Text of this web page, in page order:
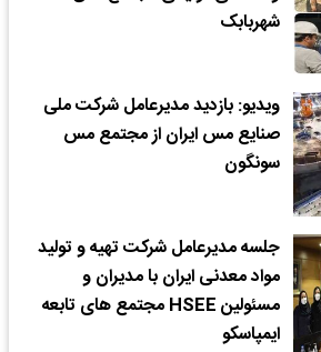
شهربابک
ویدیو: بازدید مدیرعامل شرکت ملی
صنایع مس ایران از مجتمع مس
سونگون
جلسه مدیرعامل شرکت تهیه و تولید
مواد معدنی ایران با مدیران و
مسئولین HSEE مجتمع های تابعه
ایمپاسکو